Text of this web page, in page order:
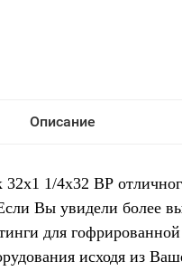
Описание
1/4х32 ВР
Вы увидели более
для
исходя из